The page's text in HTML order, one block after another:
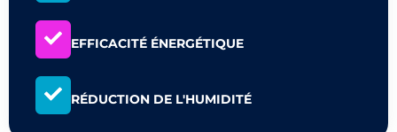
EFFICACITÉ ÉNERGÉTIQUE
RÉDUCTION DE L'HUMIDITÉ